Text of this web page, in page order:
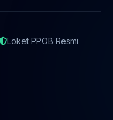
Loket PPOB Resmi